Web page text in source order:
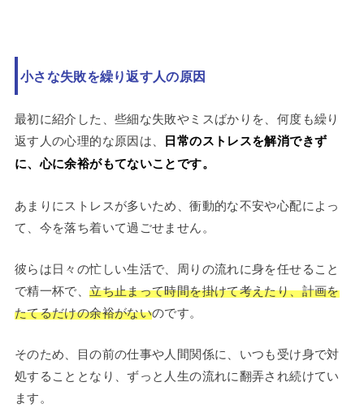
小さな失敗を繰り返す人の原因
最初に紹介した、些細な失敗やミスばかりを、何度も繰り
返す人の心理的な原因は、 日常のストレスを解消できず
に、心に余裕がもてないことです。
あまりにストレスが多いため、衝動的な不安や心配によっ
て、今を落ち着いて過ごせません。
彼らは日々の忙しい生活で、周りの流れに身を任せること
で精一杯で、立ち止まって時間を掛けて考えたり、計画を
たてるだけの余裕がないのです。
そのため、目の前の仕事や人間関係に、いつも受け身で対
処することとなり、ずっと人生の流れに翻弄され続けてい
ます。